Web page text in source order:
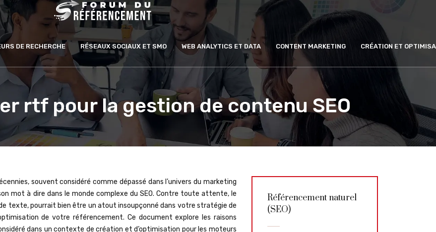
DE RECHERCHE RÉSEAUX SOCIAUX ET SMO WEB ANALYTICS ET DATA CONTENT MARKETING CRÉATION ET
rtf pour la gestion de contenu SEO
souvent considéré comme dépassé dans l’univers du marketing
mot à dire dans le monde complexe du SEO. Contre toute attente, le
texte, pourrait bien être un atout insoupçonné dans votre stratégie de
de votre référencement. Ce document explore les raisons
dans un contexte de création et d’optimisation pour les moteurs
Référencement naturel
(SEO)